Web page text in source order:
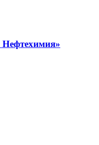
Нефтехимия»